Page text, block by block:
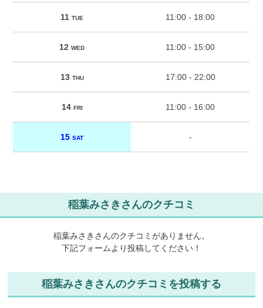
11TUE 11:00 - 18:00
12WED 11:00 - 15:00
13 THU 17:00 - 22:00
14 FRI 11:00 - 16:00
15SAT -
稲葉みさきさんのクチコミ
稲葉みさきさんのクチコミがありません。
下記フォームより投稿してください！
稲葉みさきさんのクチコミを投稿する